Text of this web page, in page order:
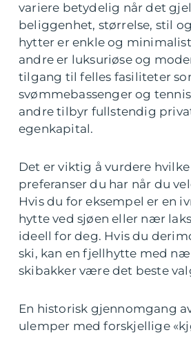
variere betydelig når det
beliggenhet, størrelse, stil
hytter er enkle og
andre er luksuriøse og
tilgang til felles fasiliteter
svømmebassenger og
andre tilbyr fullstendig
egenkapital.
Det er viktig å vurdere
preferanser du har når du
Hvis du for eksempel er en
hytte ved sjøen eller nær
ideell for deg. Hvis du
ski, kan en fjellhytte med
skibakker være det beste
En historisk gjennomgang
ulemper med forskjellige